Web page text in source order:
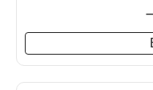
–